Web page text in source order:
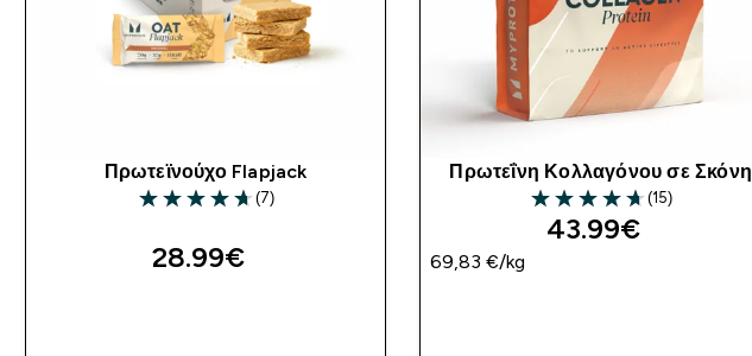
Πρωτεϊνούχο Flapjack
4.71 out of 5 stars
(7)
28.99€‎
Πρωτεΐνη Κολλαγόνου σε Σκόνη
4.67 out of 5 stars
(15)
43.99€‎
69,83 €‎/kg